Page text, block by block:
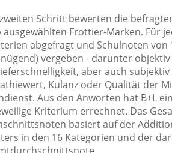
Schritt bewerten die
ausgewählten Frottier-Marken. Für
abgefragt und Schulnoten von
vergeben - darunter
aber auch
Kulanz oder Qualität der
Aus den Anworten hat B+L
Kriterium errechnet. Das
basiert auf der
in den 16 Kategorien und der